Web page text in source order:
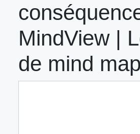
MindView |
de mind